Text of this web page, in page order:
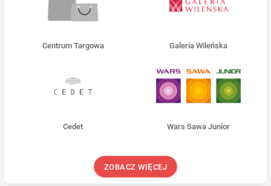
Centrum Targowa Galeria Wileńska
Cedet Wars Sawa Junior
ZOBACZ WIĘCEJ